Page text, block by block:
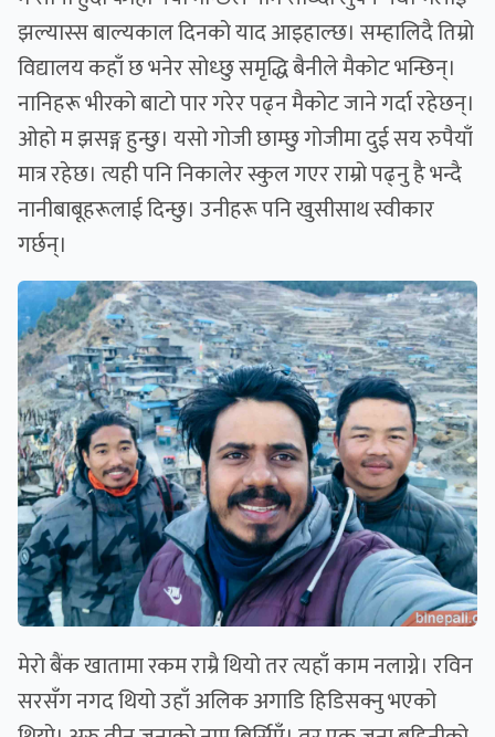
झल्यास्स बाल्यकाल दिनको याद आइहाल्छ। सम्हालिदै तिम्रो
विद्यालय कहाँ छ भनेर सोध्छु समृद्धि बैनीले मैकोट भन्छिन्।
नानिहरू भीरको बाटो पार गरेर पढ्न मैकोट जाने गर्दा रहेछन्।
ओहो म झसङ्ग हुन्छु। यसो गोजी छाम्छु गोजीमा दुई सय रुपैयाँ
मात्र रहेछ। त्यही पनि निकालेर स्कुल गएर राम्रो पढ्नु है भन्दै
नानीबाबूहरूलाई दिन्छु। उनीहरू पनि खुसीसाथ स्वीकार
गर्छन्।
मेरो बैंक खातामा रकम राम्रै थियो तर त्यहाँ काम नलाग्ने। रविन
सरसँग नगद थियो उहाँ अलिक अगाडि हिडिसक्नु भएको